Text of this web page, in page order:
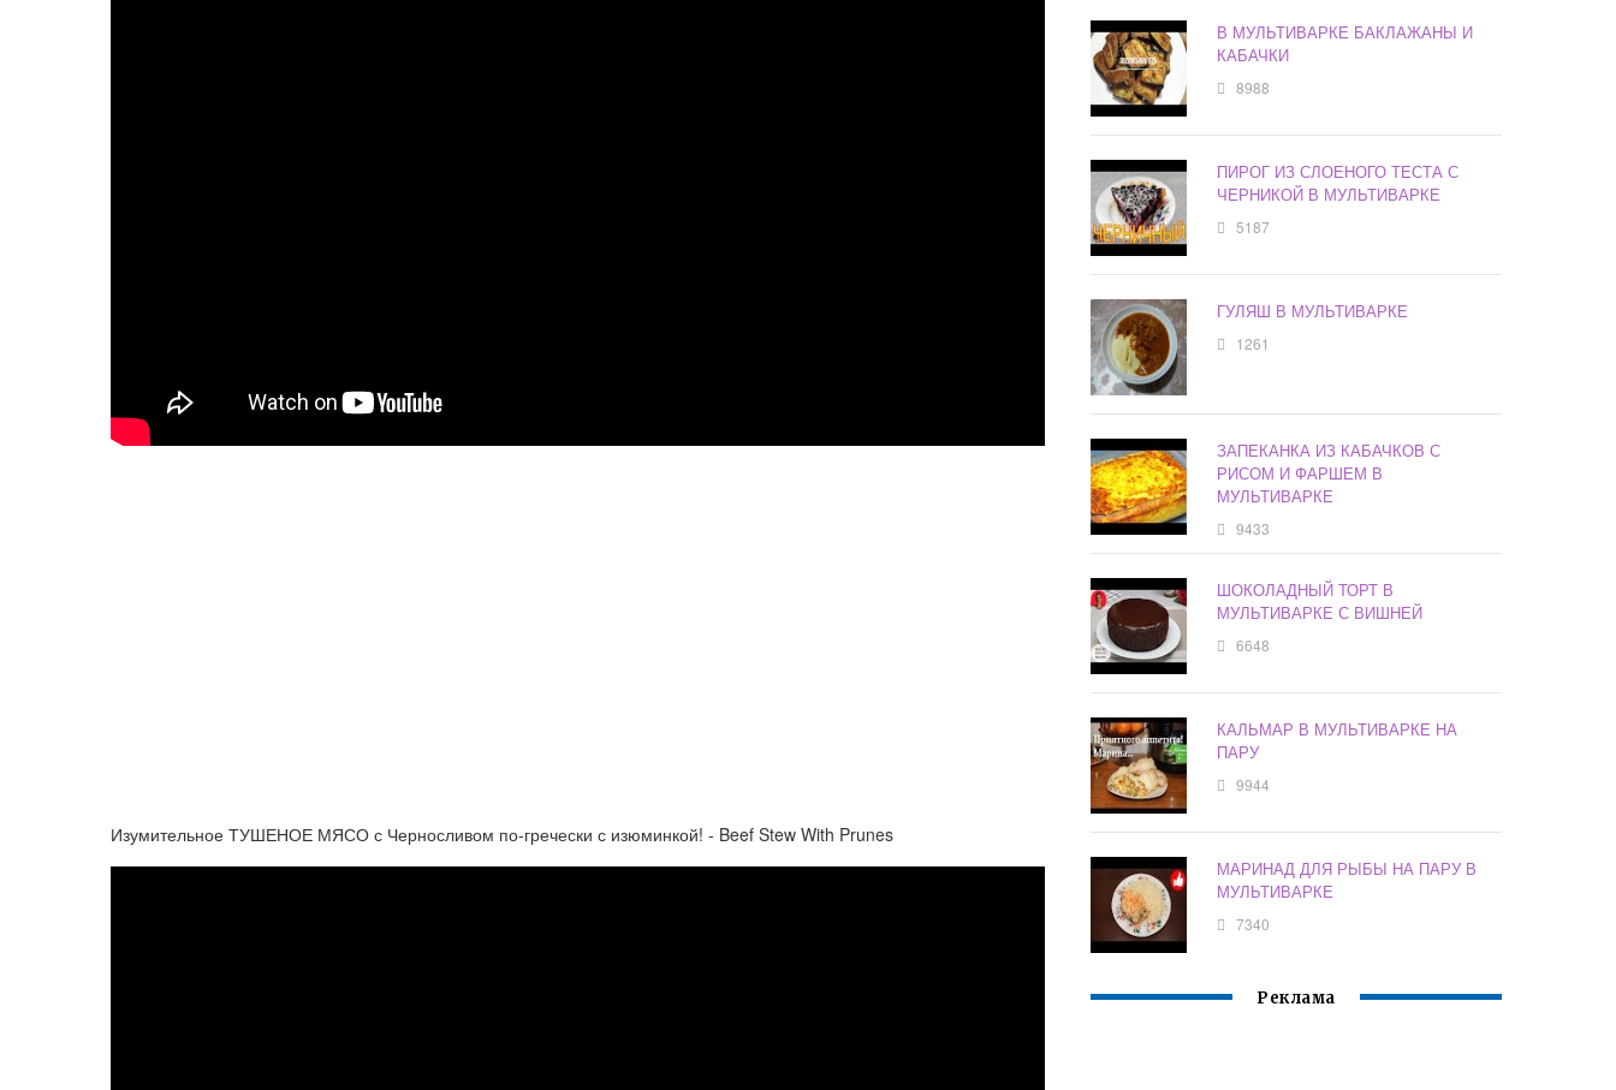
Изумительное ТУШЕНОЕ МЯСО с Черносливом по-гречески с изюминкой! - Beef Stew With Prunes
В МУЛЬТИВАРКЕ БАКЛАЖАНЫ И
КАБАЧКИ
8988
ПИРОГ ИЗ СЛОЕНОГО ТЕСТА С
ЧЕРНИКОЙ В МУЛЬТИВАРКЕ
5187
ГУЛЯШ В МУЛЬТИВАРКЕ
1261
ЗАПЕКАНКА ИЗ КАБАЧКОВ С
РИСОМ И ФАРШЕМ В
МУЛЬТИВАРКЕ
9433
ШОКОЛАДНЫЙ ТОРТ В
МУЛЬТИВАРКЕ С ВИШНЕЙ
6648
КАЛЬМАР В МУЛЬТИВАРКЕ НА
ПАРУ
9944
МАРИНАД ДЛЯ РЫБЫ НА ПАРУ В
МУЛЬТИВАРКЕ
7340
Реклама